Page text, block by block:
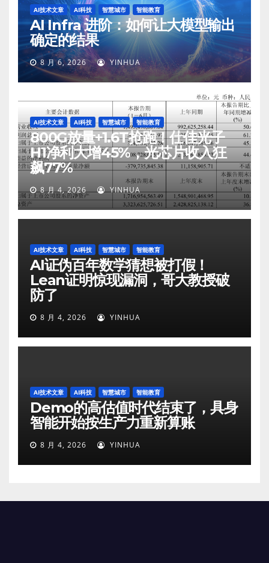
AI技术文章 AI科技 智慧城市 智能教育
AI Infra 进阶：如何让大模型输出
确定的结果
8 月 6, 2026 YINHUA
AI技术文章 AI科技 智慧城市 智能教育
800G放量+1.6T抢跑！仕佳光子
H1净利大增45%，光芯片收入狂
飙77%
8 月 4, 2026 YINHUA
AI技术文章 AI科技 智慧城市 智能教育
AI证伪百年数学猜想被打假！
Lean证明惊现漏洞，哥大教授破
防了
8 月 4, 2026 YINHUA
AI技术文章 AI科技 智慧城市 智能教育
Demo的高估值时代结束了，具身
智能开始按生产力重新算账
8 月 4, 2026 YINHUA